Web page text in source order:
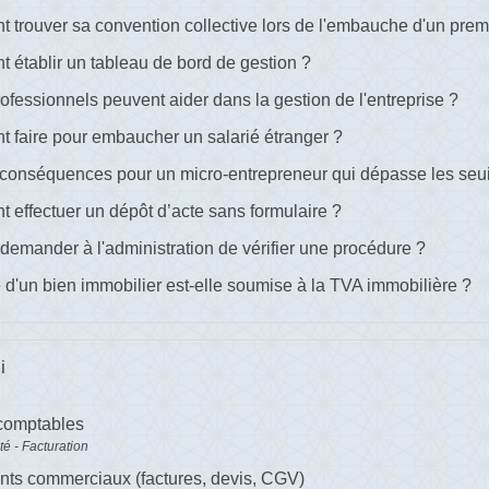
trouver sa convention collective lors de l'embauche d'un
établir un tableau de bord de gestion ?
peuvent aider dans la gestion de l'entreprise ?
faire pour embaucher un salarié étranger ?
pour un micro-entrepreneur qui dépasse les
effectuer un dépôt d’acte sans formulaire ?
à l'administration de vérifier une procédure ?
d'un bien immobilier est-elle soumise à la TVA immobilière ?
- Facturation
commerciaux (factures, devis, CGV)